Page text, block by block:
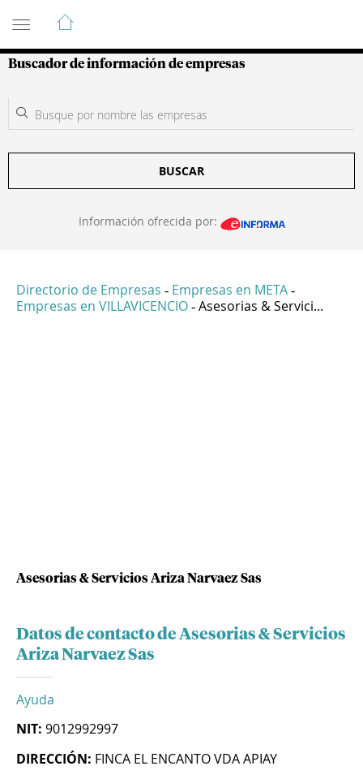
Guía de Empresas Colombianas
Buscador de información de empresas
BUSCAR
Información ofrecida por:
Directorio de Empresas - Empresas en META -
Empresas en VILLAVICENCIO - Asesorias & Servici...
Asesorias & Servicios Ariza Narvaez Sas
Datos de contacto de Asesorias & Servicios
Ariza Narvaez Sas
Ayuda
NIT: 9012992997
DIRECCIÓN: FINCA EL ENCANTO VDA APIAY